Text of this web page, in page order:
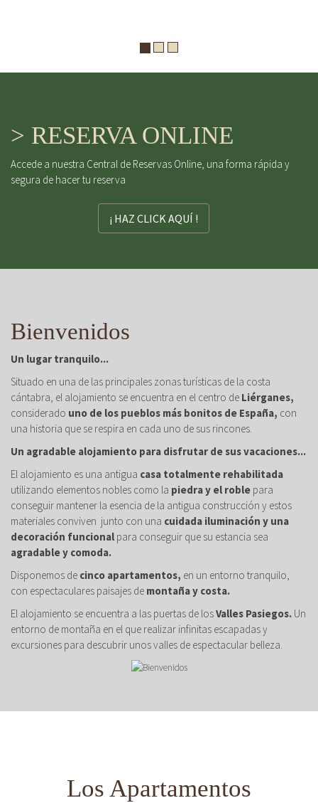
> RESERVA ONLINE
Accede a nuestra Central de Reservas Online, una forma rápida y
segura de hacer tu reserva
¡ HAZ CLICK AQUÍ !
Bienvenidos
Un lugar tranquilo...
Situado en una de las principales zonas turísticas de la costa
cántabra, el alojamiento se encuentra en el centro de Liérganes,
considerado uno de los pueblos más bonitos de España, con
una historia que se respira en cada uno de sus rincones.
Un agradable alojamiento para disfrutar de sus vacaciones...
El alojamiento es una antigua casa totalmente rehabilitada
utilizando elementos nobles como la piedra y el roble para
conseguir mantener la esencia de la antigua construcción y estos
materiales conviven junto con una cuidada iluminación y una
decoración funcional para conseguir que su estancia sea
agradable y comoda.
Disponemos de cinco apartamentos, en un entorno tranquilo,
con espectaculares paisajes de montaña y costa.
El alojamiento se encuentra a las puertas de losValles Pasiegos. Un
entorno de montaña en el que realizar infinitas escapadas y
excursiones para descubrir unos valles de espectacular belleza.
Los Apartamentos